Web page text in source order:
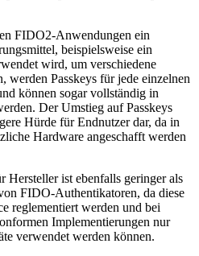
FIDO2-Anwendungen ein
beispielsweise ein
wird, um verschiedene
werden Passkeys für jede einzelnen
können sogar vollständig in
Der Umstieg auf Passkeys
Hürde für Endnutzer dar, da in
Hardware angeschafft werden
Hersteller ist ebenfalls geringer als
FIDO-Authentikatoren, da diese
reglementiert werden und bei
Implementierungen nur
verwendet werden können.